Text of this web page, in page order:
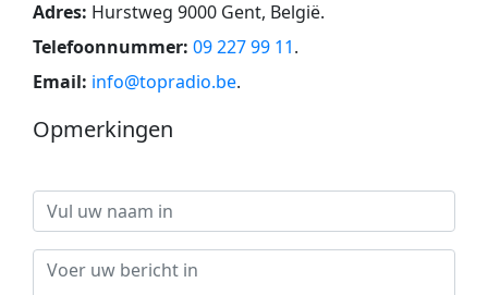
Adres: Hurstweg 9000 Gent, België.
Telefoonnummer: 09 227 99 11.
Email: info@topradio.be.
Opmerkingen